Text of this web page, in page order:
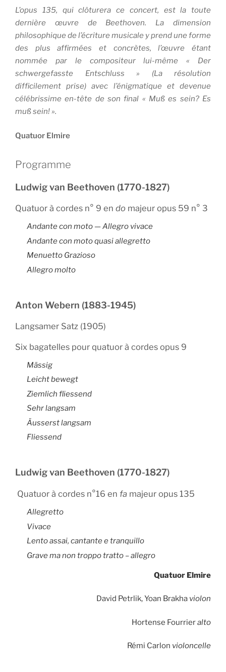
L’opus 135, qui clôturera ce concert, est la toute
dernière œuvre de Beethoven. La dimension
philosophique de l’écriture musicale y prend une forme
des plus affirmées et concrètes, l’œuvre étant
nommée par le compositeur lui-même « Der
schwergefasste Entschluss » (La résolution
difficilement prise) avec l’énigmatique et devenue
célébrissime en-tête de son final « Muß es sein? Es
muß sein! ».
Quatuor Elmire
Programme
Ludwig van Beethoven (1770-1827)
Quatuor à cordes n° 9 en do majeur opus 59 n° 3
Andante con moto — Allegro vivace
Andante con moto quasi allegretto
Menuetto Grazioso
Allegro molto
Anton Webern (1883-1945)
Langsamer Satz (1905)
Six bagatelles pour quatuor à cordes opus 9
Mässig
Leicht bewegt
Ziemlich fliessend
Sehr langsam
Äusserst langsam
Fliessend
Ludwig van Beethoven (1770-1827)
Quatuor à cordes n°16 en fa majeur opus 135
Allegretto
Vivace
Lento assai, cantante e tranquillo
Grave ma non troppo tratto – allegro
Quatuor Elmire
David Petrlik, Yoan Brakha violon
Hortense Fourrieralto
Rémi Carlon violoncelle